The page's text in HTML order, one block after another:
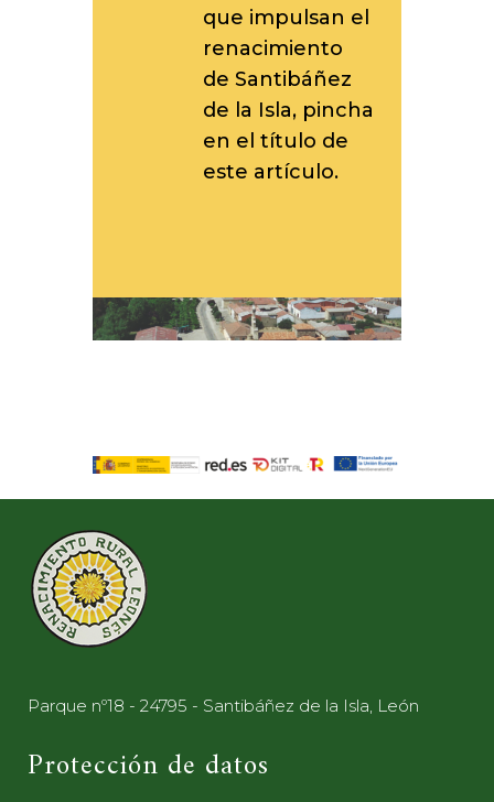
que impulsan el
renacimiento
de Santibáñez
de la Isla, pincha
en el título de
este artículo.
Parque nº18 - 24795 - Santibáñez de la Isla, León
Protección de datos